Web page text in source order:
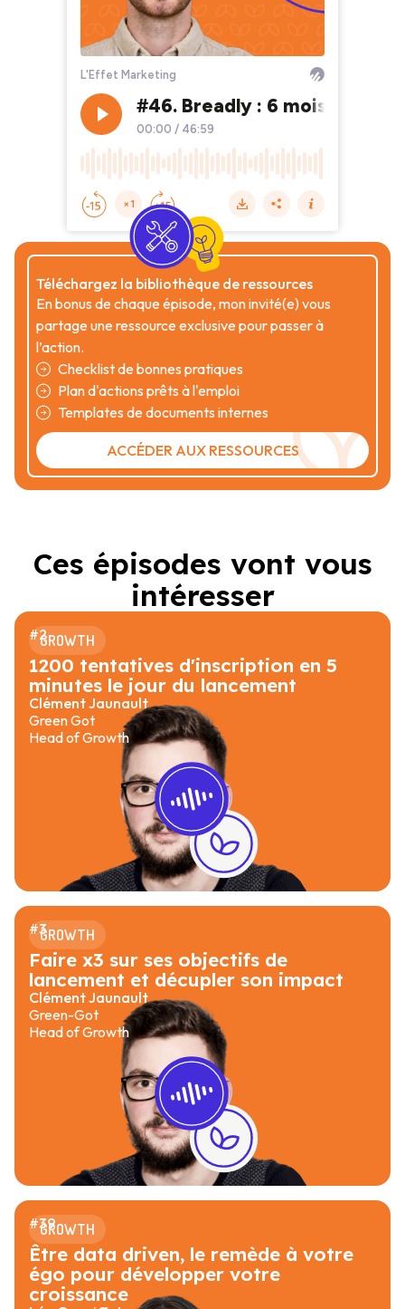
Téléchargez la bibliothèque de ressources
En bonus de chaque épisode, mon invité(e) vous
partage une ressource exclusive pour passer à
l’action.
Checklist de bonnes pratiques
Plan d'actions prêts à l'emploi
Templates de documents internes
ACCÉDER AUX RESSOURCES
Ces épisodes vont vous
intéresser
GROWTH
1200 tentatives d'inscription en 5
minutes le jour du lancement
Clément Jaunault
Green Got
Head of Growth
#2
GROWTH
Faire x3 sur ses objectifs de
lancement et décupler son impact
Clément Jaunault
Green-Got
Head of Growth
#3
GROWTH
Être data driven, le remède à votre
égo pour développer votre
croissance
#39